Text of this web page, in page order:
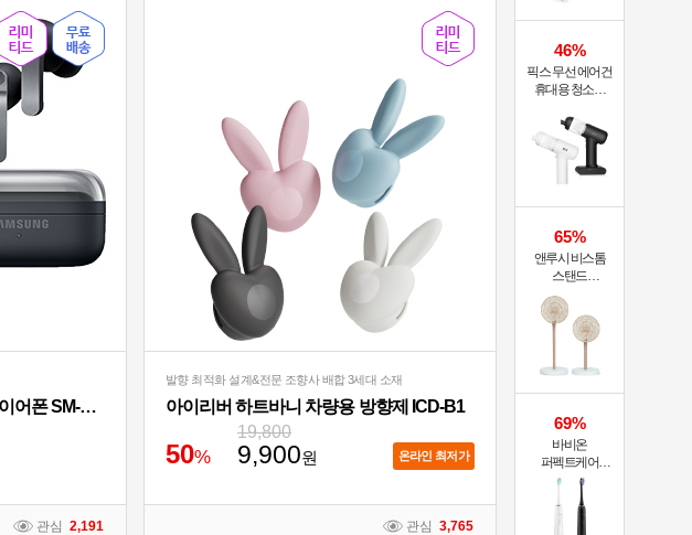
관심 2,191
갤럭시 버즈4프로 블루투스 이어폰 SM-R640
관심 3,765
발향 최적화 설계&전문 조향사 배합 3세대 소재
아이리버 하트바니 차량용 방향제 ICD-B1
50%
19,800
9,900원 온라인 최저가
46%
픽스 무선 에어건
휴대용 청소기
65%
앤루시 비스톰
스탠드
써큘레이터 ASF-
200A
69%
바비온
퍼펙트케어
퓨어슬림
음파전동칫솔